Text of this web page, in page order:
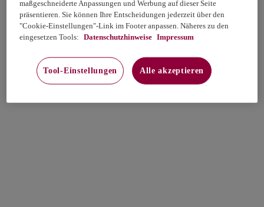
maßgeschneiderte Anpassungen und Werbung auf dieser Seite
präsentieren. Sie können Ihre Entscheidungen jederzeit über den
"Cookie-Einstellungen"-Link im Footer anpassen. Näheres zu den
eingesetzen Tools: Datenschutzhinweise Impressum
Tool-Einstellungen Alle akzeptieren